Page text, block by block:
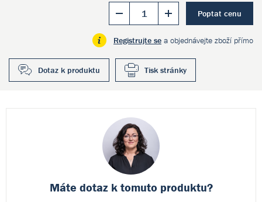
Poptat cenu
Registrujte se a objednávejte zboží přímo
Dotaz k produktu Tisk stránky
Máte dotaz k tomuto produktu?